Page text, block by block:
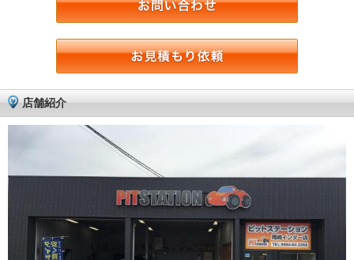
店舗紹介